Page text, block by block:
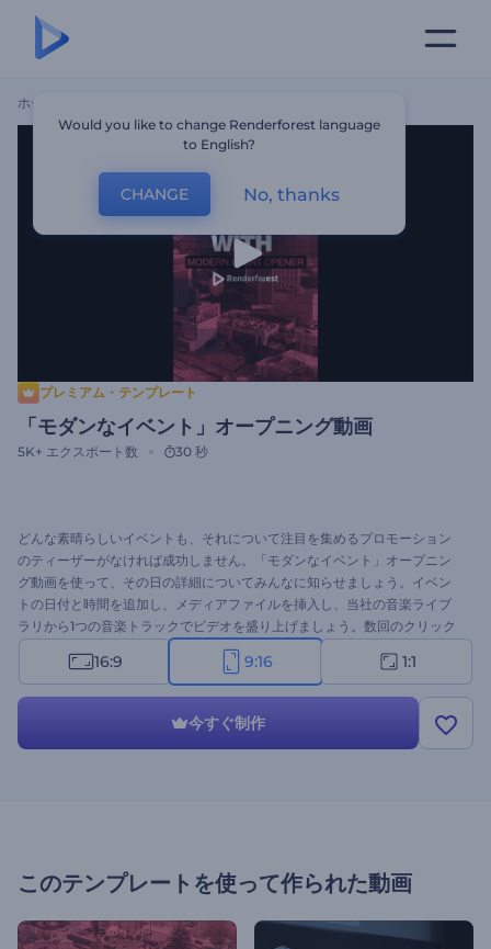
ホーム
プレミアム・テンプレート
「モダンなイベント」オープニング動画
5K+ エクスポート数 30 秒
どんな素晴らしいイベントも、それについて注目を集めるプロモーション
のティーザーがなければ成功しません。「モダンなイベント」オープニン
グ動画を使って、その日の詳細についてみんなに知らせましょう。イベン
トの日付と時間を追加し、メディアファイルを挿入し、当社の音楽ライブ
ラリから1つの音楽トラックでビデオを盛り上げましょう。数回のクリック
で、視聴者と共有できるプロフェッショナルなビデオができあがります。
技術イベントの宣伝、会議の告知、ビジネスイベントの予告編、プレゼン
16:9 9:16 1:1
今すぐ制作
このテンプレートを使って作られた動画
Would you like to change Renderforest language
to English?
CHANGE No, thanks